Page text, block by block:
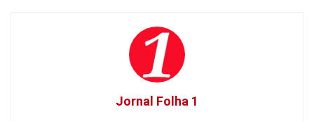
Jornal Folha 1